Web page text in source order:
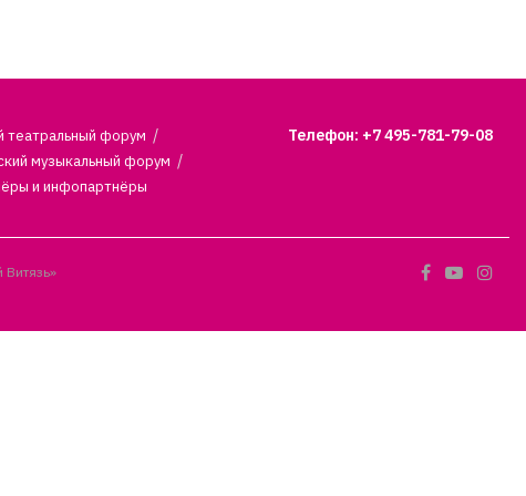
форум
музыкальный форум
и инфопартнёры
Телефон: +7 495-781-79-08